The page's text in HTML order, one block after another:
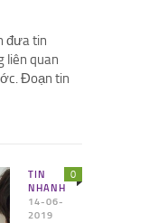
đưa tin
liên quan
Đoạn tin
TIN
NHANH
14-06-
2019
0